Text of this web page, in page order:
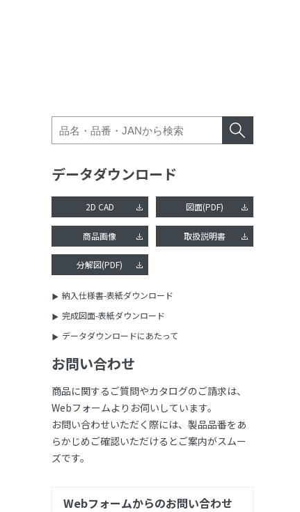
データダウンロード
2D CAD 図面(PDF)
商品画像 取扱説明書
分解図(PDF)
納入仕様書-表紙ダウンロード
完成図面-表紙ダウンロード
データダウンロードにあたって
お問い合わせ
商品に関するご質問やカタログのご請求は、
Webフォームよりお伺いしています。
お問い合わせいただく際には、製品品番をあ
らかじめご確認いただけるとご案内がスムー
ズです。
Webフォームからのお問い合わせ